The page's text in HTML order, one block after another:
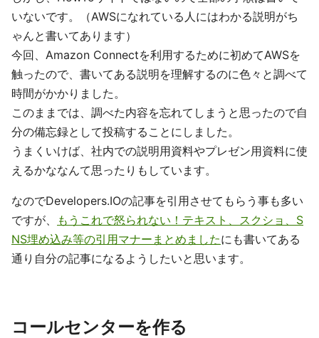
いないです。（AWSになれている人にはわかる説明がち
ゃんと書いてあります）
今回、Amazon Connectを利用するために初めてAWSを
触ったので、書いてある説明を理解するのに色々と調べて
時間がかかりました。
このままでは、調べた内容を忘れてしまうと思ったので自
分の備忘録として投稿することにしました。
うまくいけば、社内での説明用資料やプレゼン用資料に使
えるかななんて思ったりもしています。
なのでDevelopers.IOの記事を引用させてもらう事も多い
ですが、
もうこれで怒られない！テキスト、スクショ、S
NS埋め込み等の引用マナーまとめましたにも書いてある
通り自分の記事になるようしたいと思います。
コールセンターを作る